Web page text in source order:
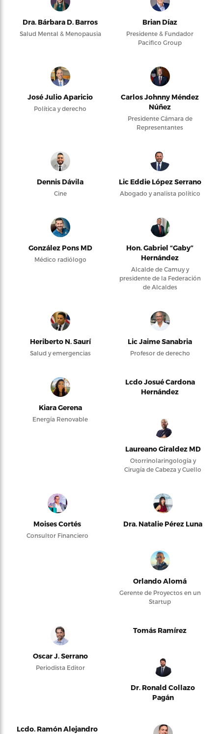
Dra. Bárbara D. Barros
Salud Mental & Menopausia
Brian Díaz
Presidente & Fundador
Pacifico Group
José Julio Aparicio
Política y derecho
Carlos Johnny Méndez
Núñez
Presidente Cámara de
Representantes
Dennis Dávila
Cine
Lic Eddie López Serrano
Abogado y analista político
González Pons MD
Médico radiólogo
Hon. Gabriel “Gaby”
Hernández
Alcalde de Camuy y
presidente de la Federación
de Alcaldes
Heriberto N. Saurí
Salud y emergencias
Lic Jaime Sanabria
Profesor de derecho
Kiara Gerena
Energía Renovable
Lcdo Josué Cardona
Hernández
Laureano Giraldez MD
Otorrinolaringología y
Cirugía de Cabeza y Cuello
Moises Cortés
Consultor Financiero
Dra. Natalie Pérez Luna
Orlando Alomá
Gerente de Proyectos en un
Startup
Oscar J. Serrano
Periodista Editor
Tomás Ramírez
Dr. Ronald Collazo
Pagán
Lcdo. Ramón Alejandro